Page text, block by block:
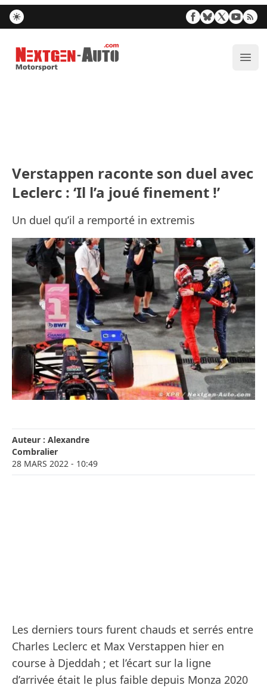
Nextgen-Auto.com
Verstappen raconte son duel avec
Leclerc : ‘Il l’a joué finement !’
Un duel qu’il a remporté in extremis
Auteur : Alexandre
Combralier
28 MARS 2022 - 10:49
Les derniers tours furent chauds et serrés entre
Charles Leclerc et Max Verstappen hier en
course à Djeddah ; et l’écart sur la ligne
d’arrivée était le plus faible depuis Monza 2020